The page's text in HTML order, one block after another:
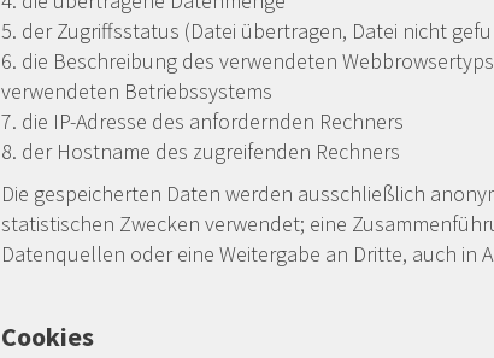
5. der Zugriffsstatus (Datei übertragen, Datei nicht
6. die Beschreibung des verwendeten
verwendeten Betriebssystems
7. die IP-Adresse des anfordernden Rechners
8. der Hostname des zugreifenden Rechners
Die gespeicherten Daten werden ausschließlich
statistischen Zwecken verwendet; eine
Datenquellen oder eine Weitergabe an Dritte, auch in
Cookies